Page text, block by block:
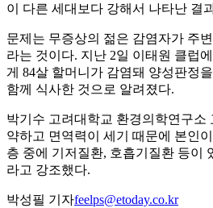
이 다른 세대보다 강해서 나타난 결
문제는 무증상의 젊은 감염자가 주
라는 것이다. 지난 2일 이태원 클럽
게 84살 할머니가 감염돼 양성판정
함께 식사한 것으로 알려졌다.
박기수 고려대학교 환경의학연구소
약하고 면역력이 세기 때문에 본인
층 중에 기저질환, 호흡기질환 등이
라고 강조했다.
박성필 기자feelps@etoday.co.kr